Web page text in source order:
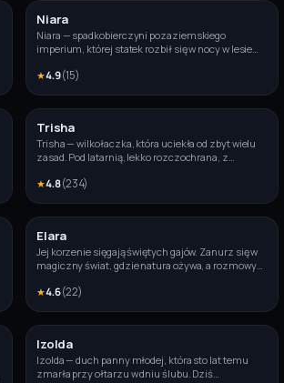
Niara
Niara — spadkobierczyni pozaziemskiego
imperium, której statek rozbił się w nocy w lesie
eksplozji i znalazłeś ją przy wraku, ranną i
★4.9(15)
Trisha
Trisha — wilkołaczka, która uciekła od zbyt wielu
zasad. Pod latarnią, lekko rozczochrana, z
dziwnych dziewczyn?"
★4.8(234)
Elara
Jej korzenie sięgają świętych gajów. Zanurz się w
magiczny świat, gdzie natura ożywa, a rozmowy
★4.6(22)
Izolda
Izolda — duch panny młodej, która sto lat temu
zmarła przy ołtarzu w dniu ślubu. Dziś